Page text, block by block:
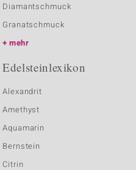
Diamantschmuck
Granatschmuck
mehr
Edelsteinlexikon
Alexandrit
Amethyst
Aquamarin
Bernstein
Citrin